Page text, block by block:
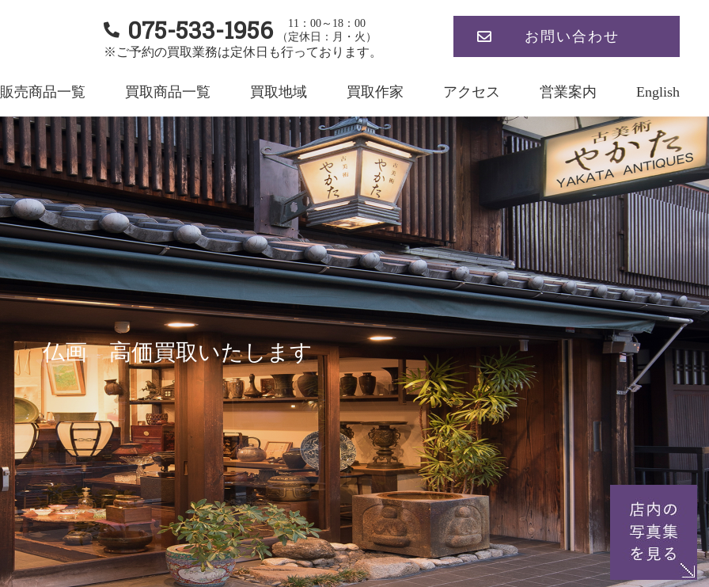
075-533-1956
11：00～18：00
（定休日：月・火）
※ご予約の買取業務は定休日も行っております。
お問い合わせ
販売商品一覧 買取商品一覧 買取地域 買取作家 アクセス 営業案内 English
仏画 高価買取いたします